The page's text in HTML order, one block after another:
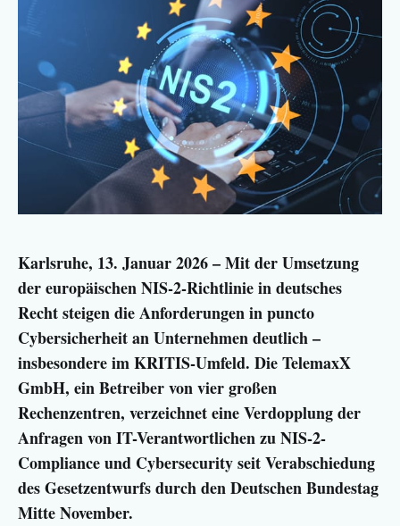
Karlsruhe, 13. Januar 2026 – Mit der Umsetzung
der europäischen NIS-2-Richtlinie in deutsches
Recht steigen die Anforderungen in puncto
Cybersicherheit an Unternehmen deutlich –
insbesondere im KRITIS-Umfeld. Die TelemaxX
GmbH, ein Betreiber von vier großen
Rechenzentren, verzeichnet eine Verdopplung der
Anfragen von IT-Verantwortlichen zu NIS-2-
Compliance und Cybersecurity seit Verabschiedung
des Gesetzentwurfs durch den Deutschen Bundestag
Mitte November.